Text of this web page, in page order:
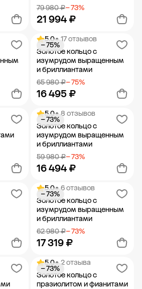
79 980 ₽− 73%
21 994 ₽
Добавить в корзину
5.0• 17 отзывов
Золотое кольцо с
изумрудом выращенным
и бриллиантами
65 980 ₽− 75%
16 495 ₽
− 75%
Добавить в корзину
5.0• 8 отзывов
Золотое кольцо с
изумрудом выращенным
и бриллиантами
59 980 ₽− 73%
16 494 ₽
− 73%
Добавить в корзину
5.0• 6 отзывов
Золотое кольцо с
изумрудом выращенным
и бриллиантами
62 980 ₽− 73%
17 319 ₽
− 73%
Добавить в корзину
5.0• 2 отзыва
Золотое кольцо с
празиолитом и фианитами
− 73%